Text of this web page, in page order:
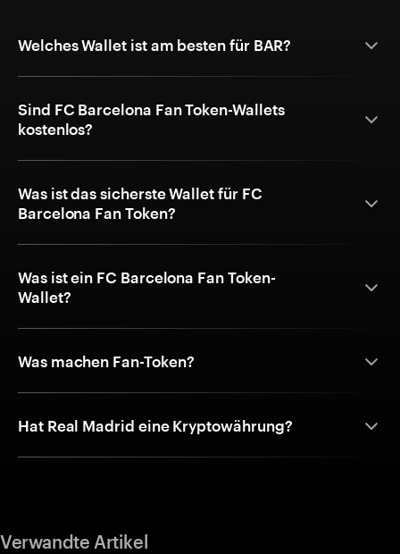
Welches Wallet ist am besten für BAR?
Sind FC Barcelona Fan Token-Wallets
kostenlos?
Was ist das sicherste Wallet für FC
Barcelona Fan Token?
Was ist ein FC Barcelona Fan Token-
Wallet?
Was machen Fan-Token?
Hat Real Madrid eine Kryptowährung?
Verwandte Artikel